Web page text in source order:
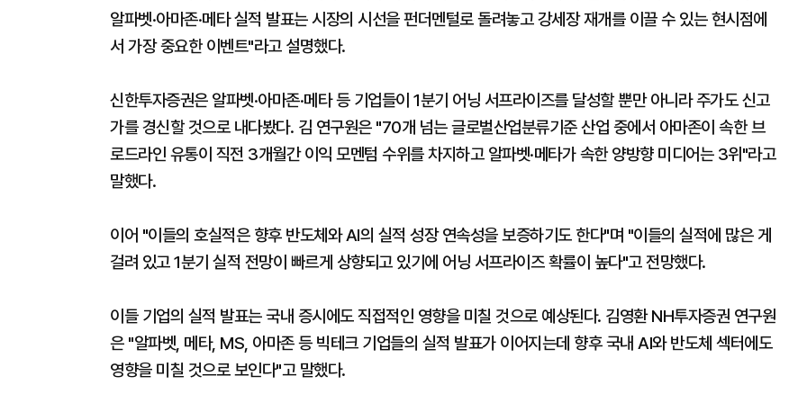
알파벳·아마존·메타 실적 발표는 시장의 시선을 펀더멘털로 돌려놓고 강세장 재개를 이끌 수 있는 현시점에
서 가장 중요한 이벤트"라고 설명했다.
신한투자증권은 알파벳·아마존·메타 등 기업들이 1분기 어닝 서프라이즈를 달성할 뿐만 아니라 주가도 신고
가를 경신할 것으로 내다봤다. 김 연구원은 "70개 넘는 글로벌산업분류기준 산업 중에서 아마존이 속한 브
로드라인 유통이 직전 3개월간 이익 모멘텀 수위를 차지하고 알파벳·메타가 속한 양방향 미디어는 3위"라고
말했다.
이어 "이들의 호실적은 향후 반도체와 AI의 실적 성장 연속성을 보증하기도 한다"며 "이들의 실적에 많은 게
걸려 있고 1분기 실적 전망이 빠르게 상향되고 있기에 어닝 서프라이즈 확률이 높다"고 전망했다.
이들 기업의 실적 발표는 국내 증시에도 직접적인 영향을 미칠 것으로 예상된다. 김영환 NH투자증권 연구원
은 "알파벳, 메타, MS, 아마존 등 빅테크 기업들의 실적 발표가 이어지는데 향후 국내 AI와 반도체 섹터에도
영향을 미칠 것으로 보인다"고 말했다.